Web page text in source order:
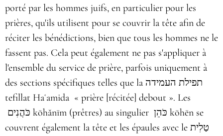
porté par les hommes juifs, en particulier pour les
prières, qu'ils utilisent pour se couvrir la tête afin de
réciter les bénédictions, bien que tous les hommes ne le
fassent pas. Cela peut également ne pas s'appliquer à
l'ensemble du service de prière, parfois uniquement à
des sections spécifiques telles que la תפילת העמידה
tefillat Haʿamida « prière [récitée] debout ». Les
couvrent également la tête et les épaules avec le טַלִית